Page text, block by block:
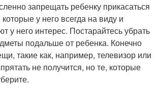
запрещать ребенку прикасаться
у него всегда на виду и
у него интерес. Постарайтесь убрать
подальше от ребенка. Конечно
такие как, например, телевизор или
не получится, но те, которые